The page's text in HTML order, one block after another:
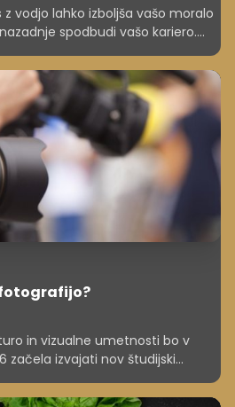
vodjo lahko izboljša vašo moralo
spodbudi vašo kariero.
vzpostavitev močnejšega
in vizualne umetnosti bo v
začela izvajati nov študijski
fotografije.